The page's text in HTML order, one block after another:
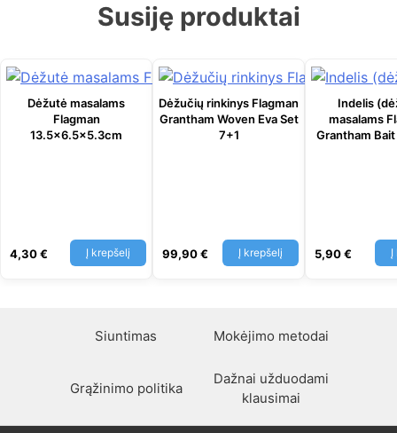
Susiję produktai
Dėžutė masalams
Flagman
13.5x6.5x5.3cm
4,30€ Į krepšelį
Dėžučių rinkinys Flagman
Grantham Woven Eva Set
7+1
99,90€ Į krepšelį
Indelis
masalams
Grantham Bait
5,90€ Į
Siuntimas Mokėjimo metodai
Grąžinimo politika
Dažnai užduodami
klausimai